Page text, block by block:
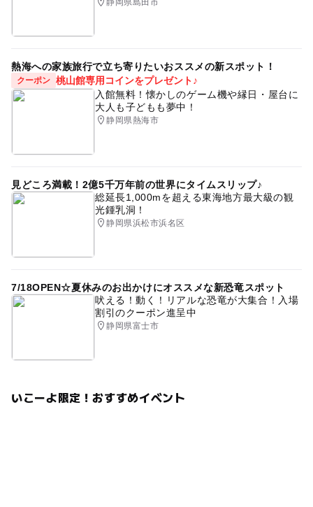
静岡県島田市
熱海への家族旅行で立ち寄りたいおススメの新スポット！
クーポン 桃山館専用コインをプレゼント♪
入館無料！懐かしのゲーム機や縁日・屋台に
大人も子どもも夢中！
静岡県熱海市
見どころ満載！2億5千万年前の世界にタイムスリップ♪
総延長1,000mを超える東海地方最大級の観
光鍾乳洞！
静岡県浜松市浜名区
7/18OPEN☆夏休みのお出かけにオススメな新恐竜スポット
吠える！動く！リアルな恐竜が大集合！入場
割引のクーポン進呈中
静岡県富士市
いこーよ限定！おすすめイベント